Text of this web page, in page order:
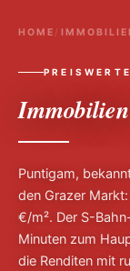
HOME /
Puntigam,
den Grazer
€/m². Der S-
Minuten zum
die Renditen mit